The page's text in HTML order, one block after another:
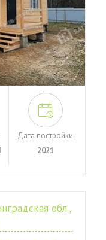
Дата постройки:
2021
обл.,